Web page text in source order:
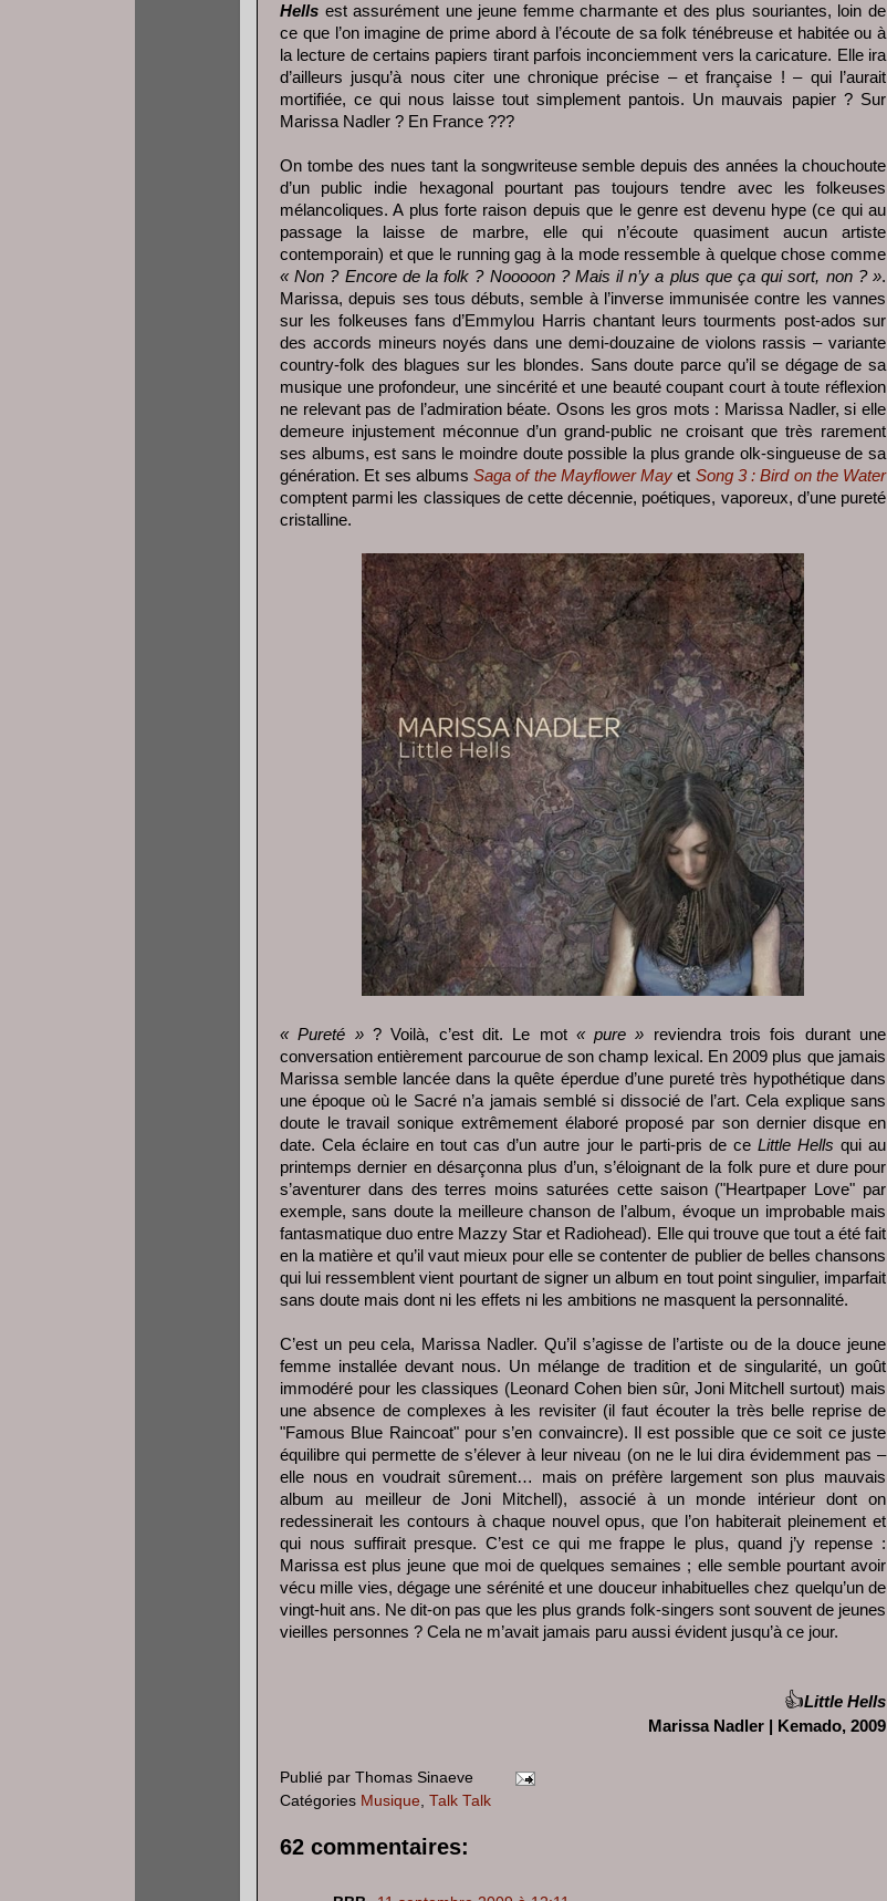
Hells est assurément une jeune femme charmante et des plus souriantes, loin de
ce que l’on imagine de prime abord à l’écoute de sa folk ténébreuse et habitée ou à
la lecture de certains papiers tirant parfois inconciemment vers la caricature. Elle ira
d’ailleurs jusqu’à nous citer une chronique précise – et française ! – qui l’aurait
mortifiée, ce qui nous laisse tout simplement pantois. Un mauvais papier ? Sur
Marissa Nadler ? En France ???
On tombe des nues tant la songwriteuse semble depuis des années la chouchoute
d’un public indie hexagonal pourtant pas toujours tendre avec les folkeuses
mélancoliques. A plus forte raison depuis que le genre est devenu hype (ce qui au
passage la laisse de marbre, elle qui n’écoute quasiment aucun artiste
contemporain) et que le running gag à la mode ressemble à quelque chose comme
« Non ? Encore de la folk ? Nooooon ? Mais il n’y a plus que ça qui sort, non ? ».
Marissa, depuis ses tous débuts, semble à l’inverse immunisée contre les vannes
sur les folkeuses fans d’Emmylou Harris chantant leurs tourments post-ados sur
des accords mineurs noyés dans une demi-douzaine de violons rassis – variante
country-folk des blagues sur les blondes. Sans doute parce qu’il se dégage de sa
musique une profondeur, une sincérité et une beauté coupant court à toute réflexion
ne relevant pas de l’admiration béate. Osons les gros mots : Marissa Nadler, si elle
demeure injustement méconnue d’un grand-public ne croisant que très rarement
ses albums, est sans le moindre doute possible la plus grande olk-singueuse de sa
génération. Et ses albums Saga of the Mayflower May et Song 3 : Bird on the Water
comptent parmi les classiques de cette décennie, poétiques, vaporeux, d’une pureté
cristalline.
« Pureté »? Voilà, c’est dit. Le mot « pure » reviendra trois fois durant une
conversation entièrement parcourue de son champ lexical. En 2009 plus que jamais
Marissa semble lancée dans la quête éperdue d’une pureté très hypothétique dans
une époque où le Sacré n’a jamais semblé si dissocié de l’art. Cela explique sans
doute le travail sonique extrêmement élaboré proposé par son dernier disque en
date. Cela éclaire en tout cas d’un autre jour le parti-pris de ce Little Hells qui au
printemps dernier en désarçonna plus d’un, s’éloignant de la folk pure et dure pour
s’aventurer dans des terres moins saturées cette saison ("Heartpaper Love" par
exemple, sans doute la meilleure chanson de l’album, évoque un improbable mais
fantasmatique duo entre Mazzy Star et Radiohead). Elle qui trouve que tout a été fait
en la matière et qu’il vaut mieux pour elle se contenter de publier de belles chansons
qui lui ressemblent vient pourtant de signer un album en tout point singulier, imparfait
sans doute mais dont ni les effets ni les ambitions ne masquent la personnalité.
C’est un peu cela, Marissa Nadler. Qu’il s’agisse de l’artiste ou de la douce jeune
femme installée devant nous. Un mélange de tradition et de singularité, un goût
immodéré pour les classiques (Leonard Cohen bien sûr, Joni Mitchell surtout) mais
une absence de complexes à les revisiter (il faut écouter la très belle reprise de
"Famous Blue Raincoat" pour s’en convaincre). Il est possible que ce soit ce juste
équilibre qui permette de s’élever à leur niveau (on ne le lui dira évidemment pas –
elle nous en voudrait sûrement… mais on préfère largement son plus mauvais
album au meilleur de Joni Mitchell), associé à un monde intérieur dont on
redessinerait les contours à chaque nouvel opus, que l’on habiterait pleinement et
qui nous suffirait presque. C’est ce qui me frappe le plus, quand j’y repense :
Marissa est plus jeune que moi de quelques semaines ; elle semble pourtant avoir
vécu mille vies, dégage une sérénité et une douceur inhabituelles chez quelqu’un de
vingt-huit ans. Ne dit-on pas que les plus grands folk-singers sont souvent de jeunes
vieilles personnes ? Cela ne m’avait jamais paru aussi évident jusqu’à ce jour.
👍Little Hells
Marissa Nadler | Kemado, 2009
Publié par Thomas Sinaeve
Catégories Musique, Talk Talk
62 commentaires: